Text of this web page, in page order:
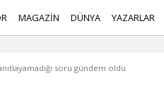
MAGAZİN DÜNYA YAZARLAR
soru gündem oldu